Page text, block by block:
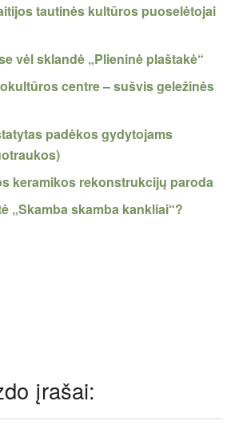
tautinės kultūros puoselėtojai
vėl sklandė „Plieninė plaštakė“
centre – sušvis geležinės
padėkos gydytojams
keramikos rekonstrukcijų paroda
„Skamba skamba kankliai“?
įrašai: